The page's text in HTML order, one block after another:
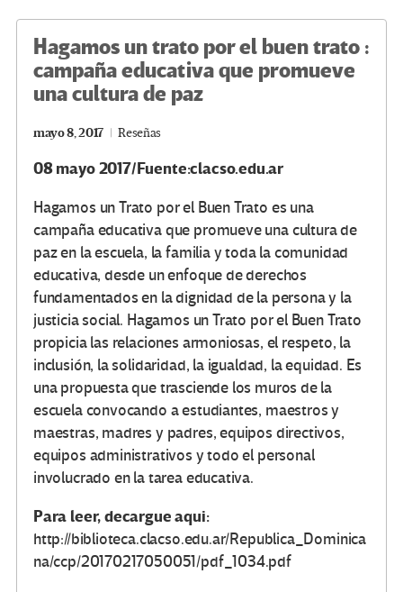
k
m
n
ar
tir
Hagamos un trato por el buen trato :
campaña educativa que promueve
una cultura de paz
mayo 8, 2017 Reseñas
08 mayo 2017/Fuente:clacso.edu.ar
Hagamos un Trato por el Buen Trato es una
campaña educativa que promueve una cultura de
paz en la escuela, la familia y toda la comunidad
educativa, desde un enfo­que de derechos
fundamentados en la dignidad de la persona y la
justicia social. Hagamos un Trato por el Buen Trato
propicia las relaciones armoniosas, el respeto, la
inclusión, la solidaridad, la igualdad, la equidad. Es
una propuesta que trasciende los muros de la
escuela convocando a estudiantes, maes­tros y
maestras, madres y padres, equipos directivos,
equi­pos administrativos y todo el personal
involucrado en la tarea educativa.
Para leer, decargue aqui:
http://biblioteca.clacso.edu.ar/Republica_Dominica
na/ccp/20170217050051/pdf_1034.pdf